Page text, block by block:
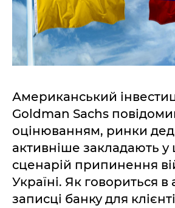
Американський
Goldman Sachs
оцінюванням, ринки
активніше закладають у
сценарій припинення
Україні. Як говориться в
записці банку для